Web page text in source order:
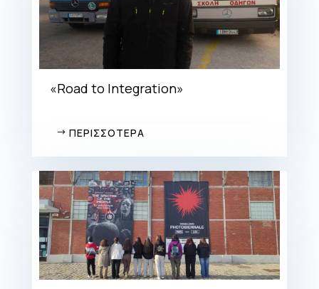
«Road to Integration»
ΠΕΡΙΣΣΟΤΕΡΑ